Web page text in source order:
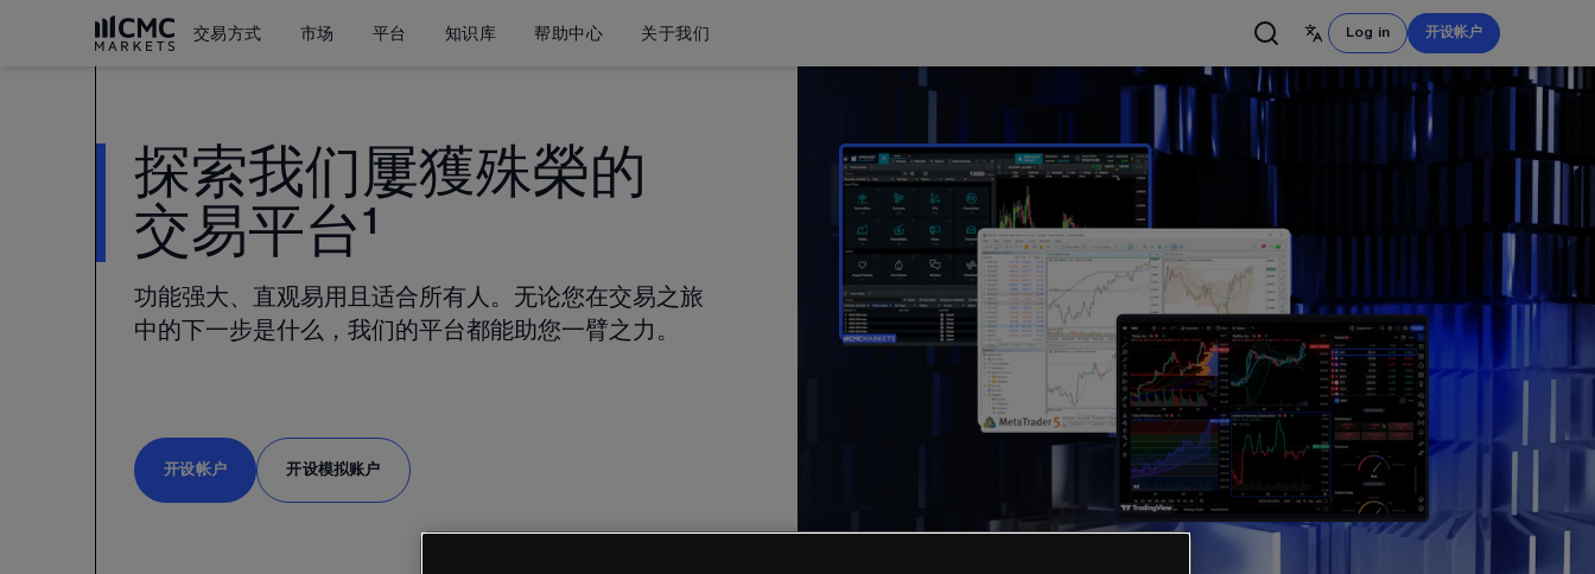
交易方式 市场 平台 知识库 帮助中心 关于我们
English
简体中文
Log in 开设帐户
探索我们屢獲殊榮的
交易平台¹
功能强大、直观易用且适合所有人。无论您在交易之旅
中的下一步是什么，我们的平台都能助您一臂之力。
开设帐户 开设模拟账户